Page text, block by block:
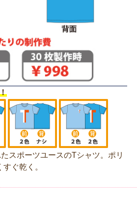
スポーツユースのTシャツ。ポリ
ぐ乾く。